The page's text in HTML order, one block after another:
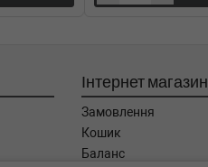
Дизель, Об'єм: 100cc,
Дизель, Об'єм: 88cc,
Інтернет магазин
Замовлення
Кошик
Баланс